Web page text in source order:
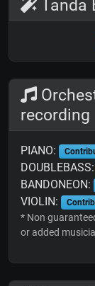
Tanda
recording
PIANO:
DOUBLEBASS:
BANDONEON:
VIOLIN:
* Non
or added